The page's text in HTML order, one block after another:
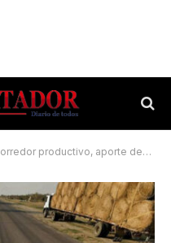
productivo, aporte desde la Unne